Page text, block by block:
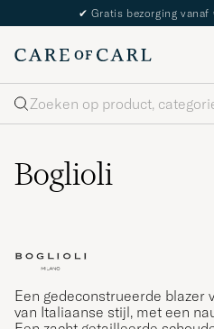
✔ Gratis bezorging vanaf
Zoeken
Boglioli
Een gedeconstrueerde blazer
van Italiaanse stijl, met een